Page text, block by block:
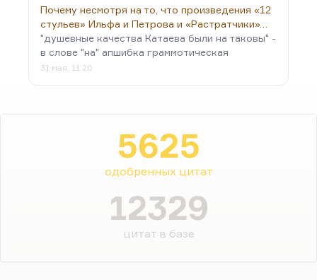
Почему несмотря на то, что произведения «12
стульев» Ильфа и Петрова и «Растратчики»…
"душевные качества Катаева были на таковы" -
в слове "на" апшибка граммотическая
31 мая, 11:20
5625
одобренных цитат
12329
цитат в базе